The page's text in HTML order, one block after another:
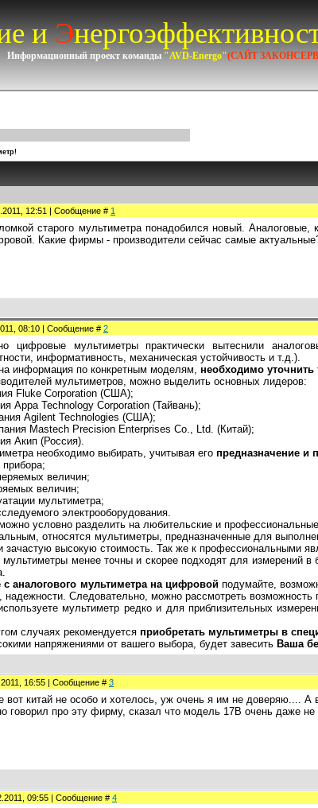
и Э
Информационный проект команды "AVD-Energo"(САЙТ
12:51 | Сообщение # 1
старого мультиметра понадобился новый. Аналоговые,
Какие фирмы - производители сейчас самые
08:10 | Сообщение # 2
цифровые мультиметры практически вытеснили
информативность, механическая устойчивость и т.д.).
информация по конкретным моделям, необходимо уточнить
мультиметров, можно выделить основных лидеров:
Fluke Corporation (США);
Appa Technology Corporation (Тайвань);
Agilent Technologies (США);
Mastech Precision Enterprises Co., Ltd. (Китай);
Акип (Россия).
необходимо выбирать, учитывая его предназначение и
прибора;
величин;
величин;
мультиметра;
электрооборудования.
условно разделить на любительские и
относятся мультиметры, предназначенные для
зачастую высокую стоимость. Так же к профессиональными
менее точны и скорее подходят для измерений
с аналогового мультиметра на цифровой подумайте,
надежности. Следовательно, можно рассмотреть
мультиметр редко и для приблизительных
случаях рекомендуется приобретать мультиметры в
напряжениями от вашего выбора, будет завесить Ваша
16:55 | Сообщение # 3
вот китай не особо и хотелось, уж очень я им не доверяю....
говорил про эту фирму, сказал что модель 17В очень даже
09:55 | Сообщение # 4